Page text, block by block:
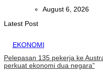
August 6, 2026
Latest Post
EKONOMI
Pelepasan 135 pekerja ke
perkuat ekonomi dua negara”